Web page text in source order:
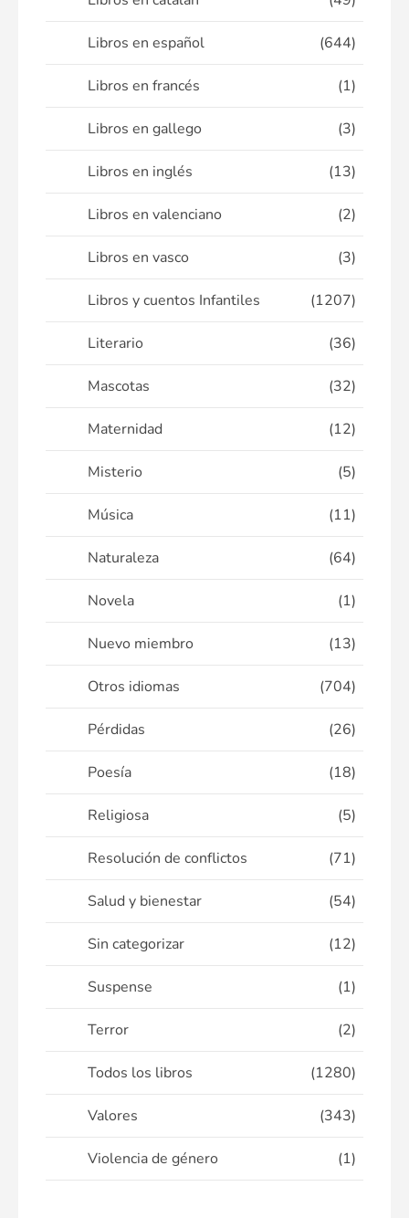
Libros en español (644)
Libros en francés (1)
Libros en gallego (3)
Libros en inglés (13)
Libros en valenciano (2)
Libros en vasco (3)
Libros y cuentos Infantiles (1207)
Literario (36)
Mascotas (32)
Maternidad (12)
Misterio (5)
Música (11)
Naturaleza (64)
Novela (1)
Nuevo miembro (13)
Otros idiomas (704)
Pérdidas (26)
Poesía (18)
Religiosa (5)
Resolución de conflictos (71)
Salud y bienestar (54)
Sin categorizar (12)
Suspense (1)
Terror (2)
Todos los libros (1280)
Valores (343)
Violencia de género (1)